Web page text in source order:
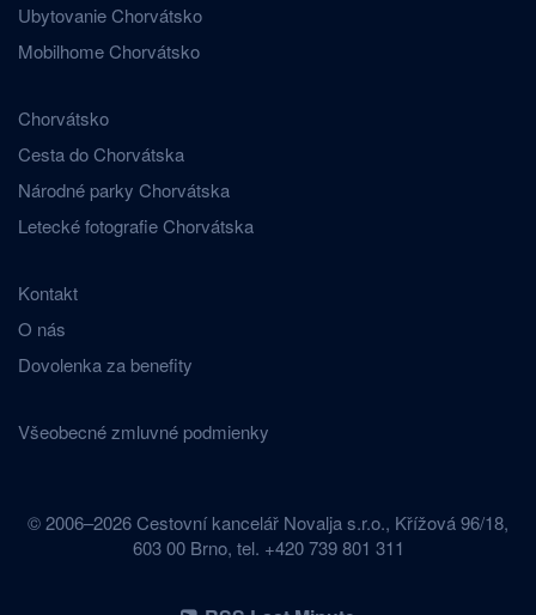
Ubytovanie Chorvátsko
Mobilhome Chorvátsko
Chorvátsko
Cesta do Chorvátska
Národné parky Chorvátska
Letecké fotografie Chorvátska
Kontakt
O nás
Dovolenka za benefity
Všeobecné zmluvné podmienky
© 2006–2026 Cestovní kancelář Novalja s.r.o., Křížová 96/18,
603 00 Brno, tel. +420 739 801 311